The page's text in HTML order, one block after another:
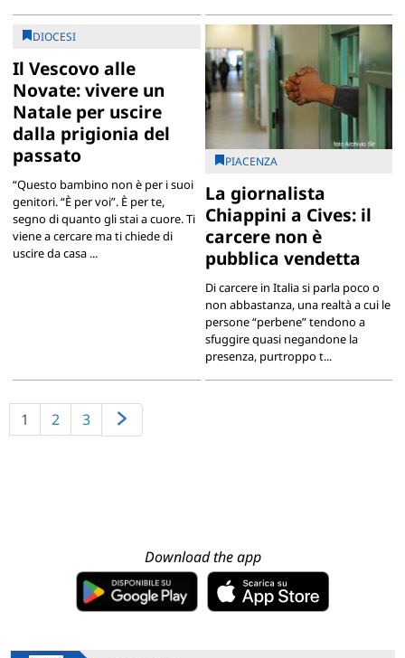
DIOCESI
Il Vescovo alle
Novate: vivere un
Natale per uscire
dalla prigionia del
passato
“Questo bambino non è per i suoi
genitori. “È per voi”. È per te,
segno di quanto gli stai a cuore. Ti
viene a cercare ma ti chiede di
uscire da casa ...
PIACENZA
La giornalista
Chiappini a Cives: il
carcere non è
pubblica vendetta
Di carcere in Italia si parla poco o
non abbastanza, una realtà a cui le
persone “perbene” tendono a
sfuggire quasi negandone la
presenza, purtroppo t...
1 2 3
Download the app